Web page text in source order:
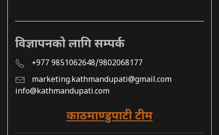
विज्ञापनको लागि सम्पर्क
+977 9851062648/9802068177
marketing.kathmandupati@gmail.com
info@kathmandupati.com
काठमाण्डुपाटी टीम